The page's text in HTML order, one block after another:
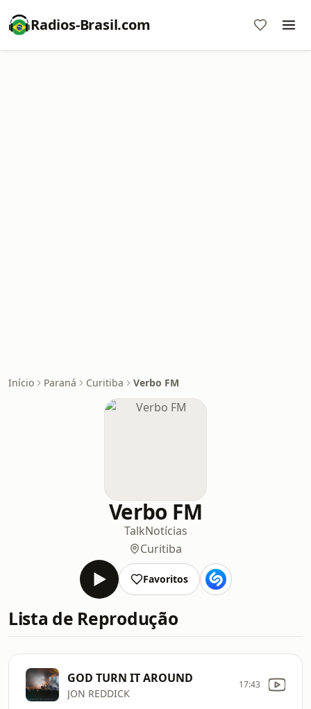
Radios-Brasil.com
Início Paraná Curitiba Verbo FM
Verbo FM
TalkNotícias
Curitiba
Favoritos
Lista de Reprodução
GOD TURN IT AROUND
JON REDDICK
17:43